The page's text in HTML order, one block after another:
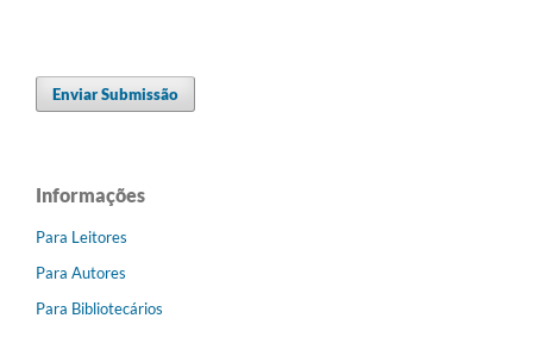
Enviar Submissão
Informações
Para Leitores
Para Autores
Para Bibliotecários